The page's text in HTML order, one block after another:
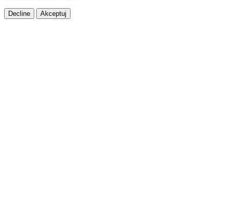
Decline Akceptuj